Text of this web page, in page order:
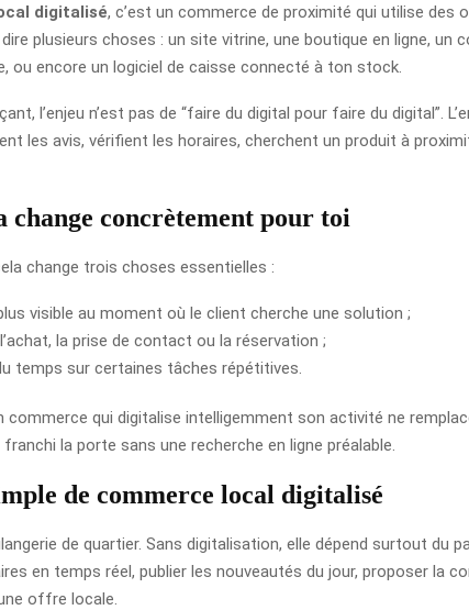
digitalisé, c’est un commerce de proximité qui utilise des
plusieurs choses : un site vitrine, une boutique en ligne,
ou encore un logiciel de caisse connecté à ton stock.
l’enjeu n’est pas de “faire du digital pour faire du digital”.
les avis, vérifient les horaires, cherchent un produit à
change concrètement pour toi
change trois choses essentielles :
visible au moment où le client cherche une solution ;
la prise de contact ou la réservation ;
temps sur certaines tâches répétitives.
commerce qui digitalise intelligemment son activité ne
franchi la porte sans une recherche en ligne préalable.
de commerce local digitalisé
de quartier. Sans digitalisation, elle dépend surtout du
en temps réel, publier les nouveautés du jour, proposer la
offre locale.